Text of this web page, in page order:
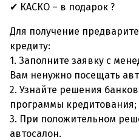
✔ КАСКО – в подарок ?
Для получение
кредиту:
1. Заполните заявку с
Вам ненужно посещать
2. Узнайте решения
программы кредитования;
3. При положительном
автосалон.